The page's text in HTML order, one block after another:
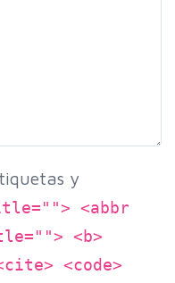
y
<abbr
<b>
<code>